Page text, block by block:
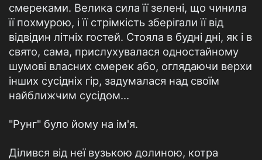
смереками. Велика сила її зелені, що чинила
її похмурою, і її стрімкість зберігали її від
відвідин літніх гостей. Стояла в будні дні, як і в
свято, сама, прислухувалася одностайному
шумові власних смерек або, оглядаючи верхи
інших сусідніх гір, задумалася над своїм
найближчим сусідом...
"Рунг" було йому на ім'я.
Ділився від неї вузькою долиною, котра